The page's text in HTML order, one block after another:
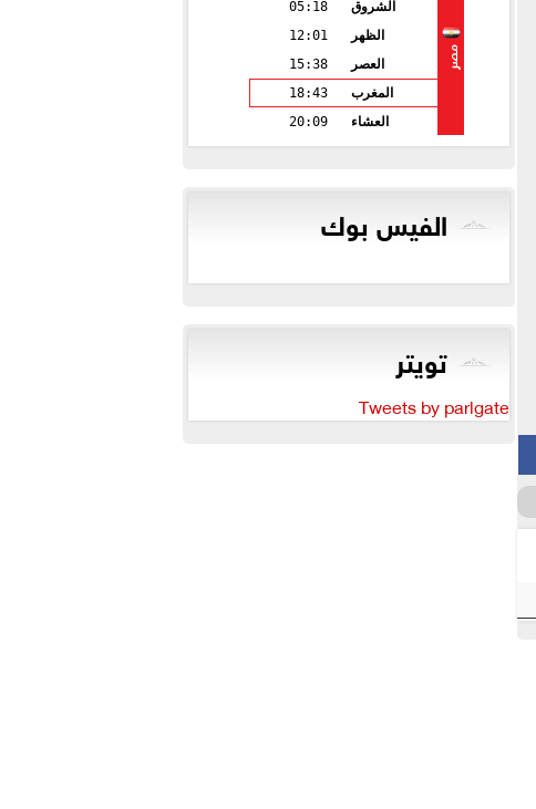
مصر
الشروق
05:18
الظهر
12:01
العصر
15:38
المغرب
18:43
العشاء
20:09
الفيس بوك
تويتر
Tweets by parlgate